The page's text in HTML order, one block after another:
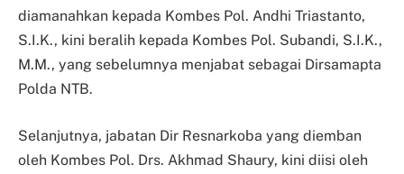
diamanahkan kepada Kombes Pol. Andhi Triastanto,
S.I.K., kini beralih kepada Kombes Pol. Subandi, S.I.K.,
M.M., yang sebelumnya menjabat sebagai Dirsamapta
Polda NTB.
Selanjutnya, jabatan Dir Resnarkoba yang diemban
oleh Kombes Pol. Drs. Akhmad Shaury, kini diisi oleh